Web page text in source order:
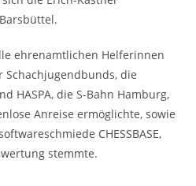
ehrenamtlichen Helferinnen
die
HASPA, die S-Bahn Hamburg,
Anreise ermöglichte, sowie
CHESSBASE,
stemmte.